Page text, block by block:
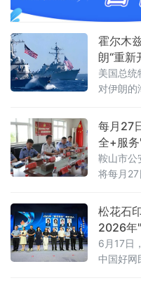
生产力
发展、安
霍尔木
朗“重新
美国总统
对伊朗的
取20%
锁行动
时间14
两国总统
效不到一
每月27
全+服
鞍山市
将每月
重点企业
化应急演
探索警企
局、鞍山
车有限
松花石
2026年
光"聚"
6月17日
中国好网